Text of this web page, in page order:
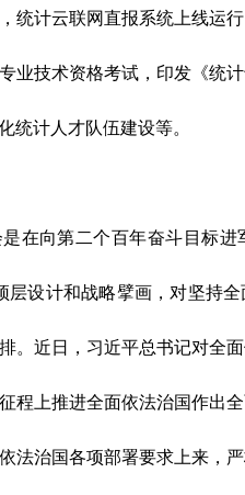
统计云联网直报系统上线运
业技术资格考试，印发《统
统计人才队伍建设等。
向第二个百年奋斗目标进
层设计和战略擘画，对坚持
。近日，习近平总书记对全
程上推进全面依法治国作出
法治国各项部署要求上来，